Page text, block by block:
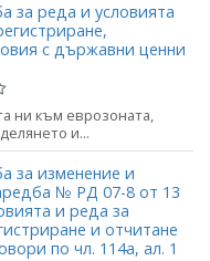
за реда и условията
с държавни ценни
ни към еврозоната,
и...
за изменение и
№ РД 07-8 от 13
и реда за
и отчитане
по чл. 114а, ал. 1